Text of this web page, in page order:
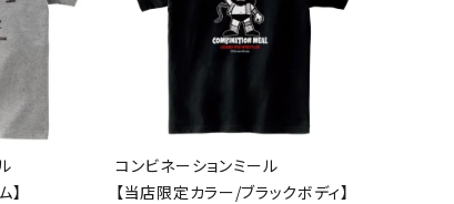
】
コンビネーションミール
【当店限定カラー/ブラックボディ】